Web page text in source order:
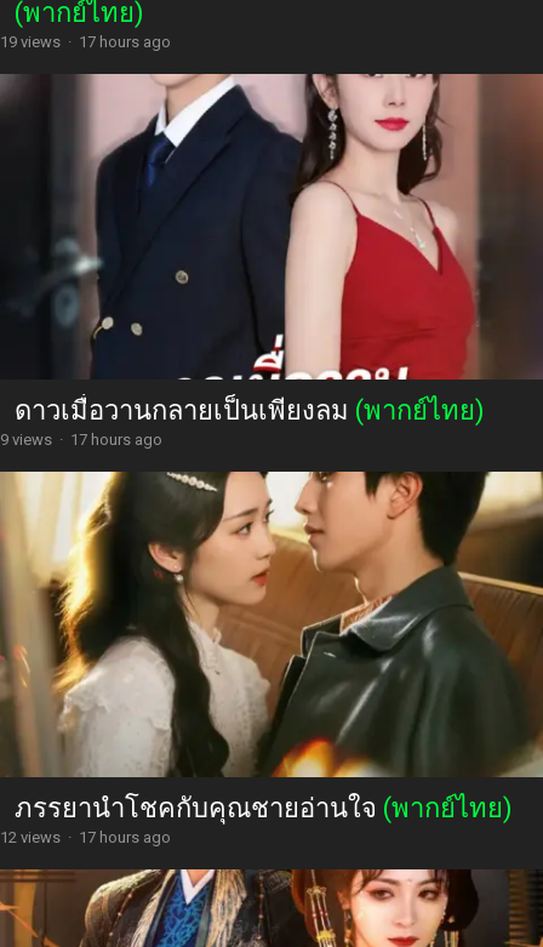
(พากย์ไทย)
19 views · 17 hours ago
ดาวเมื่อวานกลายเป็นเพียงลม (พากย์ไทย)
9 views · 17 hours ago
ภรรยานำโชคกับคุณชายอ่านใจ (พากย์ไทย)
12 views · 17 hours ago